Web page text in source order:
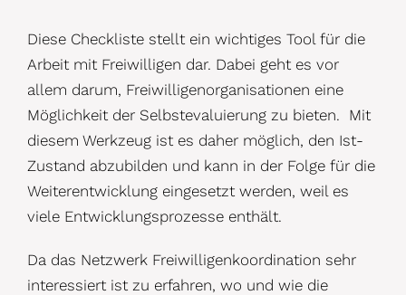
Diese Checkliste stellt ein wichtiges Tool für die
Arbeit mit Freiwilligen dar. Dabei geht es vor
allem darum, Freiwilligenorganisationen eine
Möglichkeit der Selbstevaluierung zu bieten. Mit
diesem Werkzeug ist es daher möglich, den Ist-
Zustand abzubilden und kann in der Folge für die
Weiterentwicklung eingesetzt werden, weil es
viele Entwicklungsprozesse enthält.
Da das Netzwerk Freiwilligenkoordination sehr
interessiert ist zu erfahren, wo und wie die